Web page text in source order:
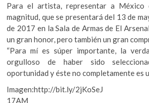
Para el artista, representar a
magnitud, que se presentará del 13 de
de 2017 en la Sala de Armas de El
un gran honor, pero también un gran
“Para mí es súper importante, la
orgulloso de haber sido
oportunidad y éste no completamente es
Imagen:http://bit.ly/2jKoSeJ
17AM